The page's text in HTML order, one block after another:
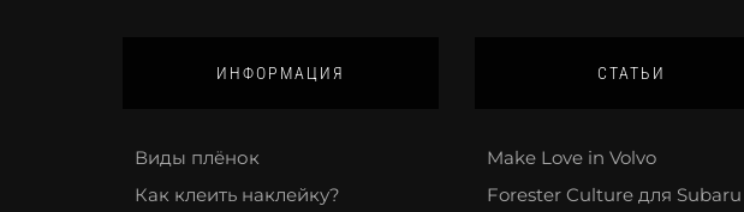
ИНФОРМАЦИЯ
Виды плёнок
Как клеить наклейку?
СТАТЬИ
Make Love in Volvo
Forester Culture для Subaru